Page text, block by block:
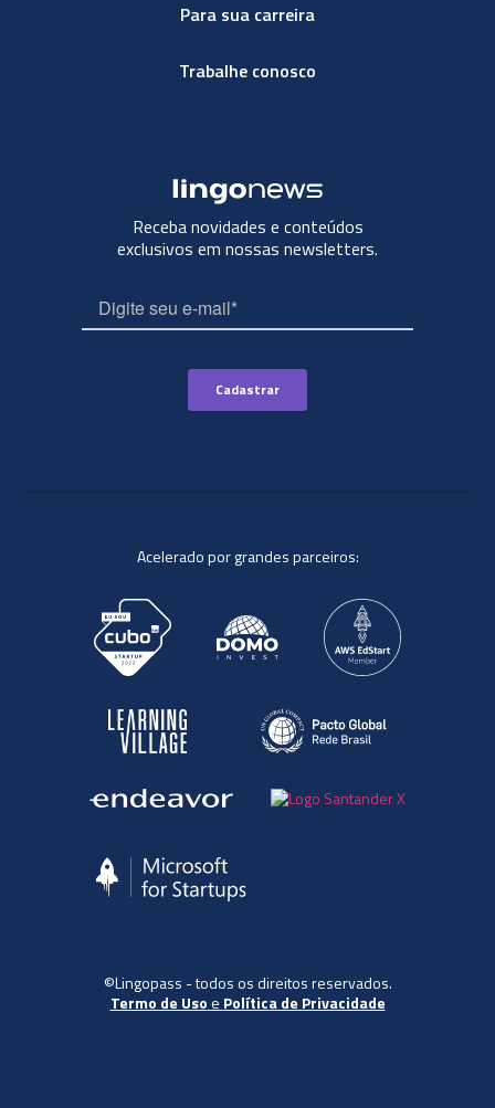
Para sua carreira
Trabalhe conosco
Receba novidades e conteúdos
exclusivos em nossas newsletters.
Acelerado por grandes parceiros:
©Lingopass - todos os direitos reservados.
Termo de Uso e Política de Privacidade